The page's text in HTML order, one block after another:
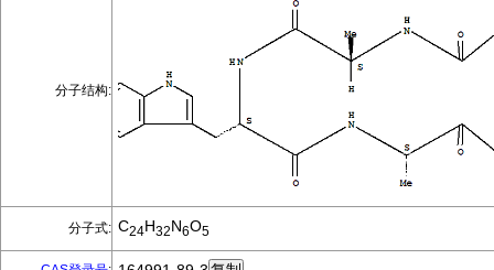
分子结构:
分子式: C24H32N6O5